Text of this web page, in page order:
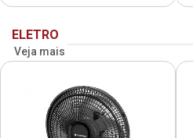
ELETRO
Veja mais